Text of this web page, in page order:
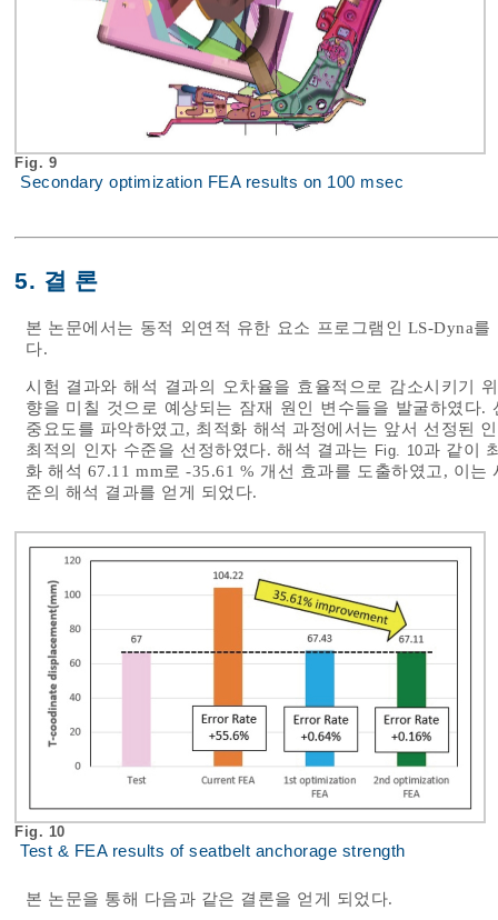
Fig. 9
Secondary optimization FEA results on 100 msec
5. 결 론
본 논문에서는 동적 외연적 유한 요소 프로그램인 LS-Dyna
다.
시험 결과와 해석 결과의 오차율을 효율적으로 감소시키기
향을 미칠 것으로 예상되는 잠재 원인 변수들을 발굴하였다
중요도를 파악하였고, 최적화 해석 과정에서는 앞서 선정된
최적의 인자 수준을 선정하였다. 해석 결과는 Fig. 10과 같이
화 해석 67.11 mm로 -35.61 % 개선 효과를 도출하였고, 이
준의 해석 결과를 얻게 되었다.
Fig. 10
Test & FEA results of seatbelt anchorage strength
본 논문을 통해 다음과 같은 결론을 얻게 되었다.